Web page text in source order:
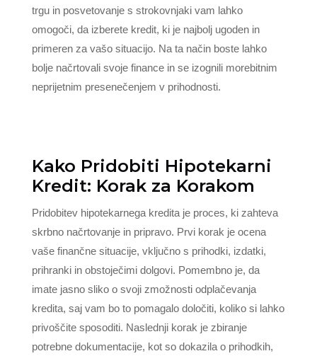
trgu in posvetovanje s strokovnjaki vam lahko
omogoči, da izberete kredit, ki je najbolj ugoden in
primeren za vašo situacijo. Na ta način boste lahko
bolje načrtovali svoje finance in se izognili morebitnim
neprijetnim presenečenjem v prihodnosti.
Kako Pridobiti Hipotekarni
Kredit: Korak za Korakom
Pridobitev hipotekarnega kredita je proces, ki zahteva
skrbno načrtovanje in pripravo. Prvi korak je ocena
vaše finančne situacije, vključno s prihodki, izdatki,
prihranki in obstoječimi dolgovi. Pomembno je, da
imate jasno sliko o svoji zmožnosti odplačevanja
kredita, saj vam bo to pomagalo določiti, koliko si lahko
privoščite sposoditi. Naslednji korak je zbiranje
potrebne dokumentacije, kot so dokazila o prihodkih,